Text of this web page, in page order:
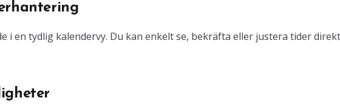
i en tydlig kalendervy. Du kan enkelt se, bekräfta eller justera tider